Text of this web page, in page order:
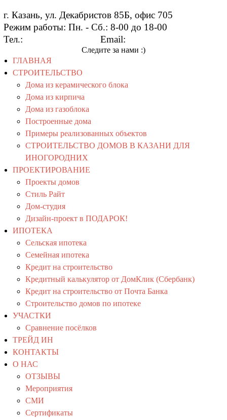
г. Казань, ул. Декабристов 85Б, офис 705
Режим работы: Пн. - Сб.: 8-00 до 18-00
Тел.:
Email:
Следите за нами :)
ГЛАВНАЯ
СТРОИТЕЛЬСТВО
Дома из керамического блока
Дома из кирпича
Дома из газоблока
Построенные дома
Примеры реализованных объектов
СТРОИТЕЛЬСТВО ДОМОВ В КАЗАНИ ДЛЯ
ИНОГОРОДНИХ
ПРОЕКТИРОВАНИЕ
Проекты домов
Стиль Райт
Дом-студия
Дизайн-проект в ПОДАРОК!
ИПОТЕКА
Сельская ипотека
Семейная ипотека
Кредит на строительство
Кредитный калькулятор от ДомКлик (Сбербанк)
Кредит на строительство от Почта Банка
Строительство домов по ипотеке
УЧАСТКИ
Сравнение посёлков
ТРЕЙД ИН
КОНТАКТЫ
О НАС
ОТЗЫВЫ
Мероприятия
СМИ
Сертификаты